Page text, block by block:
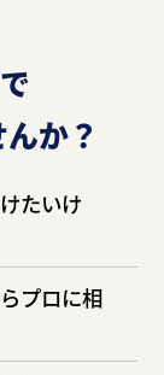
か？
たいけ
プロに相